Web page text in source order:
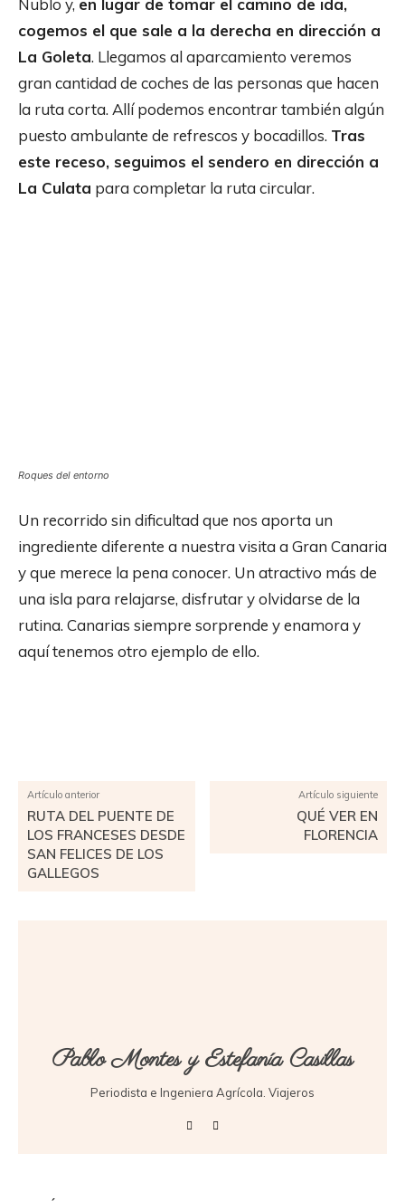
Nublo y, en lugar de tomar el camino de ida,
cogemos el que sale a la derecha en dirección a
La Goleta. Llegamos al aparcamiento veremos
gran cantidad de coches de las personas que hacen
la ruta corta. Allí podemos encontrar también algún
puesto ambulante de refrescos y bocadillos. Tras
este receso, seguimos el sendero en dirección a
La Culata para completar la ruta circular.
Roques del entorno
Un recorrido sin dificultad que nos aporta un
ingrediente diferente a nuestra visita a Gran Canaria
y que merece la pena conocer. Un atractivo más de
una isla para relajarse, disfrutar y olvidarse de la
rutina. Canarias siempre sorprende y enamora y
aquí tenemos otro ejemplo de ello.
Artículo anterior
RUTA DEL PUENTE DE
LOS FRANCESES DESDE
SAN FELICES DE LOS
GALLEGOS
Artículo siguiente
QUÉ VER EN
FLORENCIA
Pablo Montes y Estefanía Casillas
Periodista e Ingeniera Agrícola. Viajeros